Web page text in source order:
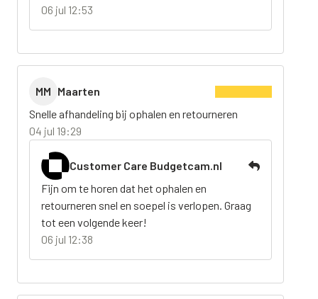
06 jul 12:53
MM Maarten
Snelle afhandeling bij ophalen en retourneren
04 jul 19:29
Customer Care Budgetcam.nl
Fijn om te horen dat het ophalen en
retourneren snel en soepel is verlopen. Graag
tot een volgende keer!
06 jul 12:38